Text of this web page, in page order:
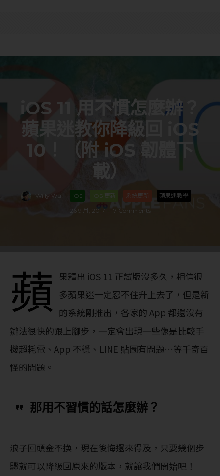
iOS 11 用不慣怎麼辦？
蘋果迷教你降級回 iOS
10！（附 iOS 韌體下
載）
Willy Wu iOS iOS 更新 系統更新 蘋果迷教學
26 9 月, 2017
7 Comments
蘋
果釋出 iOS 11 正試版沒多久，相信很
多蘋果迷一定忍不住升上去了，但是新
的系統剛推出，各家的 App 都還沒有
辦法很快的跟上腳步，一定會出現一些像是比較手
機超耗電、App 不穩、LINE 貼圖有問題…等千奇百
怪的問題。
那用不習慣的話怎麼辦？
浪子回頭金不換，現在後悔還來得及，只要幾個步
驟就可以降級回原來的版本，就讓我們開始吧！